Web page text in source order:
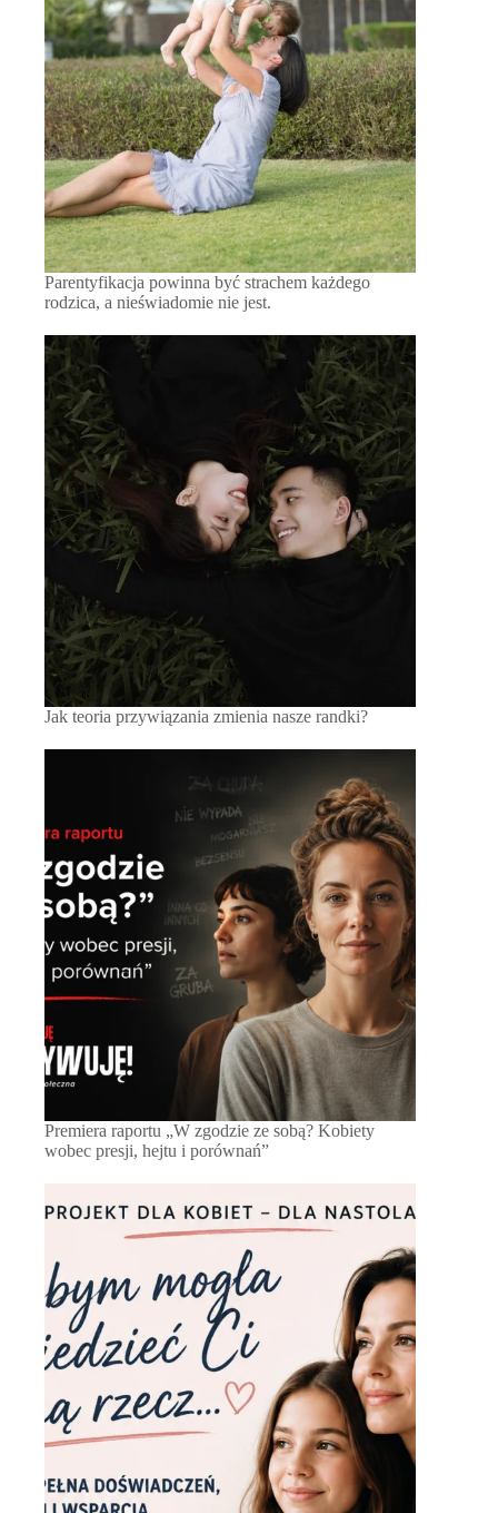
Parentyfikacja powinna być strachem każdego
rodzica, a nieświadomie nie jest.
Jak teoria przywiązania zmienia nasze randki?
Premiera raportu „W zgodzie ze sobą? Kobiety
wobec presji, hejtu i porównań”